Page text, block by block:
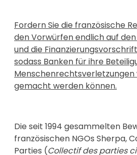
Fordern Sie die französische
den Vorwürfen endlich auf
und die
sodass Banken für ihre
gemacht werden können.
Die seit 1994 gesammelten
französischen NGOs Sherpa,
Parties (Collectif des parties